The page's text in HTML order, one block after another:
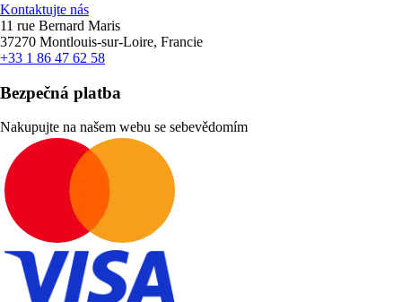
Kontaktujte nás
11 rue Bernard Maris
37270 Montlouis-sur-Loire, Francie
+33 1 86 47 62 58
Bezpečná platba
Nakupujte na našem webu se sebevědomím